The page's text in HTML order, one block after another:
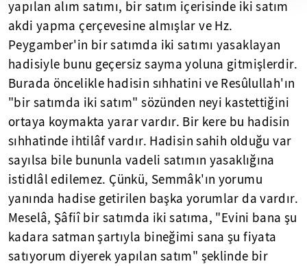
yapılan alım satımı, bir satım içerisinde iki satım
akdi yapma çerçevesine almışlar ve Hz.
Peygamber'in bir satımda iki satımı yasaklayan
hadisiyle bunu geçersiz sayma yoluna gitmişlerdir.
Burada öncelikle hadisin sıhhatini ve Resûlullah'ın
"bir satımda iki satım" sözünden neyi kastettiğini
ortaya koymakta yarar vardır. Bir kere bu hadisin
sıhhatinde ihtilâf vardır. Hadisin sahih olduğu var
sayılsa bile bununla vadeli satımın yasaklığına
istidlâl edilemez. Çünkü, Semmâk'ın yorumu
yanında hadise getirilen başka yorumlar da vardır.
Meselâ, Şâfiî bir satımda iki satıma, "Evini bana şu
kadara satman şartıyla bineğimi sana şu fiyata
satıyorum diyerek yapılan satım" şeklinde bir